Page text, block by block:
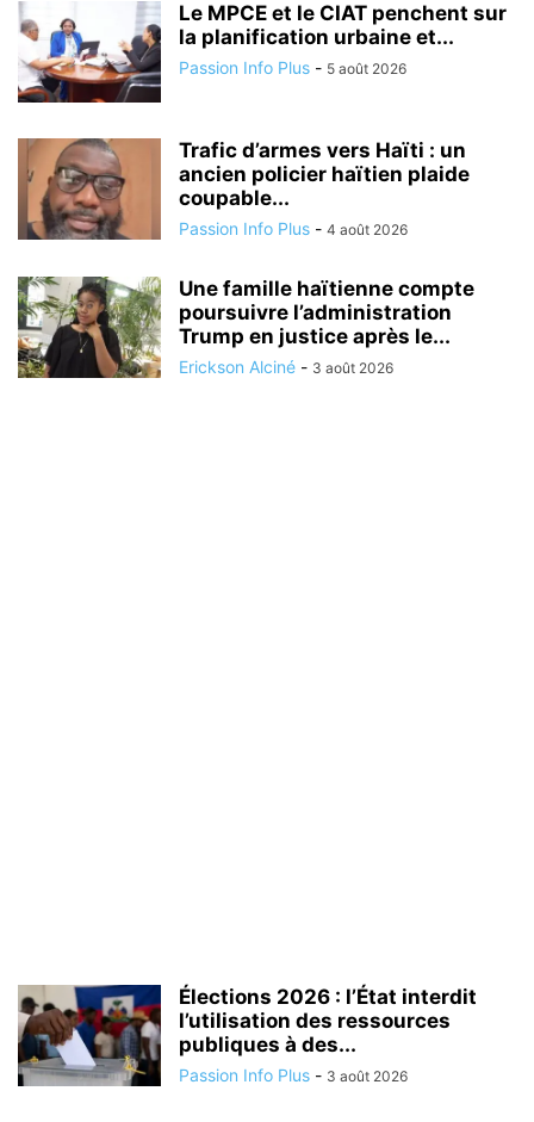
Le MPCE et le CIAT penchent sur
la planification urbaine et...
Passion Info Plus - 5 août 2026
Trafic d’armes vers Haïti : un
ancien policier haïtien plaide
coupable...
Passion Info Plus - 4 août 2026
Une famille haïtienne compte
poursuivre l’administration
Trump en justice après le...
Erickson Alciné - 3 août 2026
Élections 2026 : l’État interdit
l’utilisation des ressources
publiques à des...
Passion Info Plus - 3 août 2026